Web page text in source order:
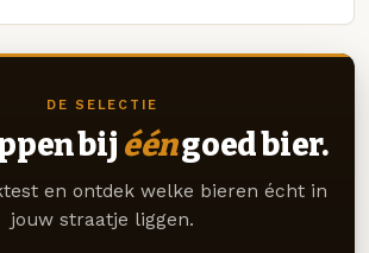
DE SELECTIE
bij ééngoed bier.
en ontdek welke bieren écht in
jouw straatje liggen.